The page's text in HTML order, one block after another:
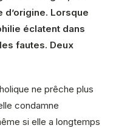
d’origine. Lorsque
éclatent dans
fautes. Deux
ne prêche plus
condamne
si elle a longtemps